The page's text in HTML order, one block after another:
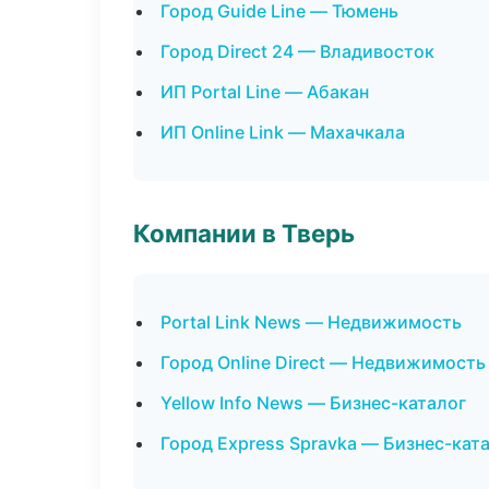
Город Guide Line — Тюмень
Город Direct 24 — Владивосток
ИП Portal Line — Абакан
ИП Online Link — Махачкала
Компании в Тверь
Portal Link News — Недвижимость
Город Online Direct — Недвижимость
Yellow Info News — Бизнес-каталог
Город Express Spravka — Бизнес-